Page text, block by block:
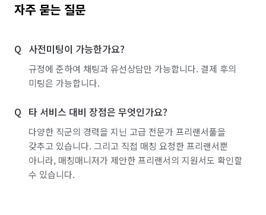
자주 묻는 질문
사전미팅이 가능한가요?
규정에 준하여 채팅과 유선상담만 가능합니다. 결제 후의
미팅은 가능합니다.
타 서비스 대비 장점은 무엇인가요?
다양한 직군의 경력을 지닌 고급 전문가 프리랜서풀을
갖추고 있습니다. 그리고 직접 매칭 요청한 프리랜서뿐
아니라, 매칭매니저가 제안한 프리랜서의 지원서도 확인할
수 있습니다.